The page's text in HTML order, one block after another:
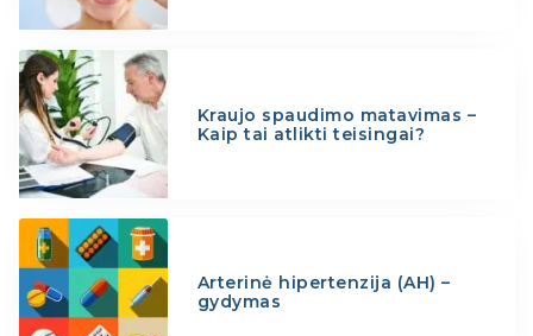
Kraujo spaudimo matavimas –
Kaip tai atlikti teisingai?
Arterinė hipertenzija (AH) –
gydymas